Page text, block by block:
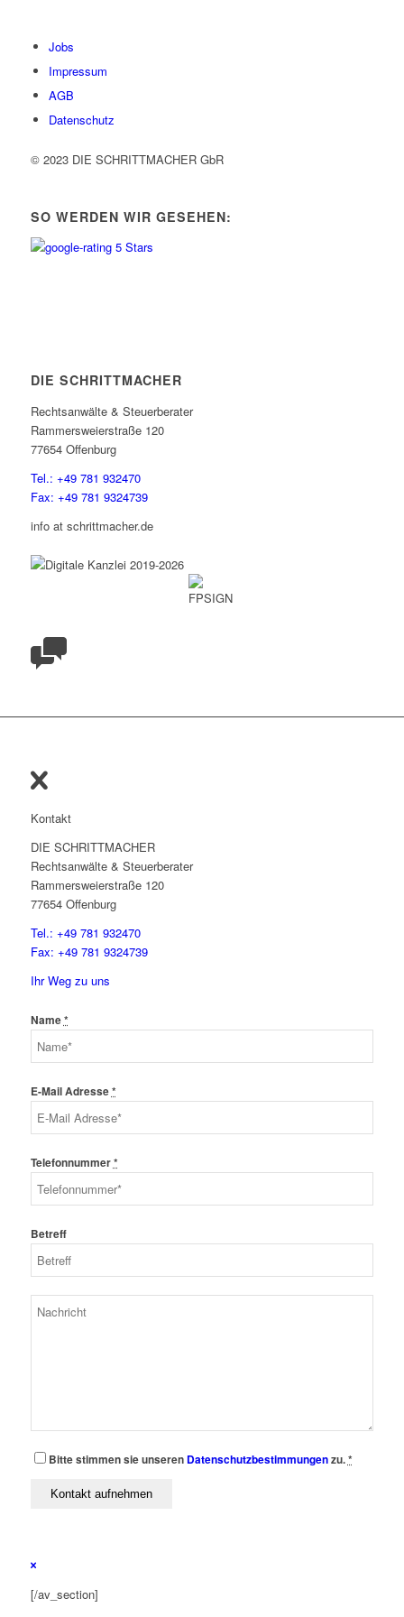
Jobs
Impressum
AGB
Datenschutz
© 2023 DIE SCHRITTMACHER GbR
SO WERDEN WIR GESEHEN:
DIE SCHRITTMACHER
Rechtsanwälte & Steuerberater
Rammersweierstraße 120
77654 Offenburg
Tel.: +49 781 932470
Fax: +49 781 9324739
info at schrittmacher.de
Kontakt
DIE SCHRITTMACHER
Rechtsanwälte & Steuerberater
Rammersweierstraße 120
77654 Offenburg
Tel.: +49 781 932470
Fax: +49 781 9324739
Ihr Weg zu uns
Name*
E-Mail Adresse*
Telefonnummer*
Betreff
Bitte stimmen sie unseren Datenschutzbestimmungenzu.*
[/av_section]